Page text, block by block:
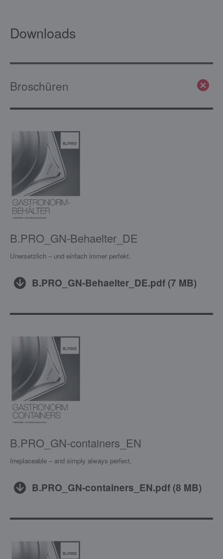
Downloads
Broschüren
B.PRO_GN-Behaelter_DE
Unersetzlich – und einfach immer perfekt.
B.PRO_GN-Behaelter_DE.pdf (7 MB)
B.PRO_GN-containers_EN
Irreplaceable – and simply always perfect.
B.PRO_GN-containers_EN.pdf (8 MB)